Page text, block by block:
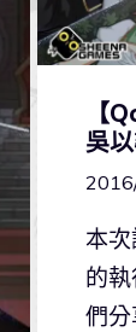
【
吳
本
的
們